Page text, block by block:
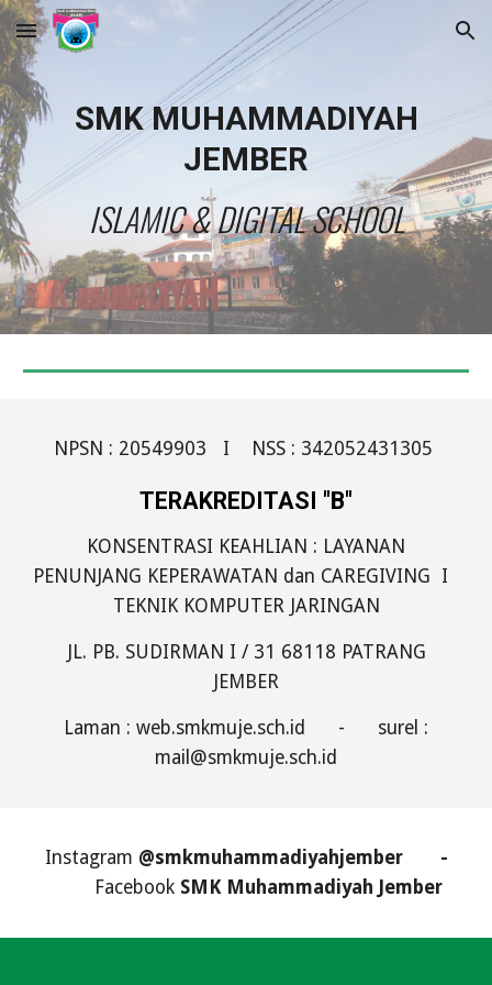
Skip to main content Skip to navigation
SMK MUHAMMADIYAH
JEMBER
ISLAMIC & DIGITAL SCHOOL
NPSN : 20549903 I NSS : 342052431305
TERAKREDITASI "B"
KONSENTRASI KEAHLIAN : LAYANAN
PENUNJANG KEPERAWATAN dan CAREGIVING I
TEKNIK KOMPUTER JARINGAN
JL. PB. SUDIRMAN I / 31 68118 PATRANG
JEMBER
Laman : web.smkmuje.sch.id - surel :
mail@smkmuje.sch.id
Instagram @smkmuhammadiyahjember
-
Facebook SMK Muhammadiyah Jember